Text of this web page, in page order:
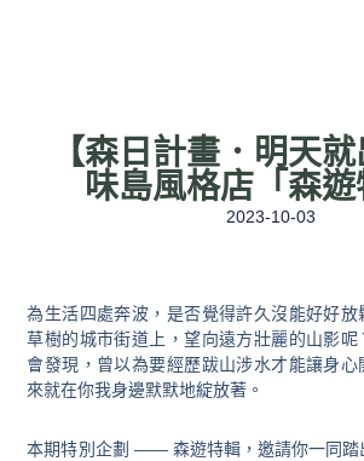
【森⽇計畫．明天
味島風格店「森遊
2023-10-03
為生活四處奔波，是否覺得許久沒能好好
草樹的城市街道上，望向遠方壯麗的山影
會發現，曾以為要經歷跋山涉水才能讓身
來就在你我身邊默默地綻放著。
本期特別企劃 —— 森遊特輯，邀請你一同